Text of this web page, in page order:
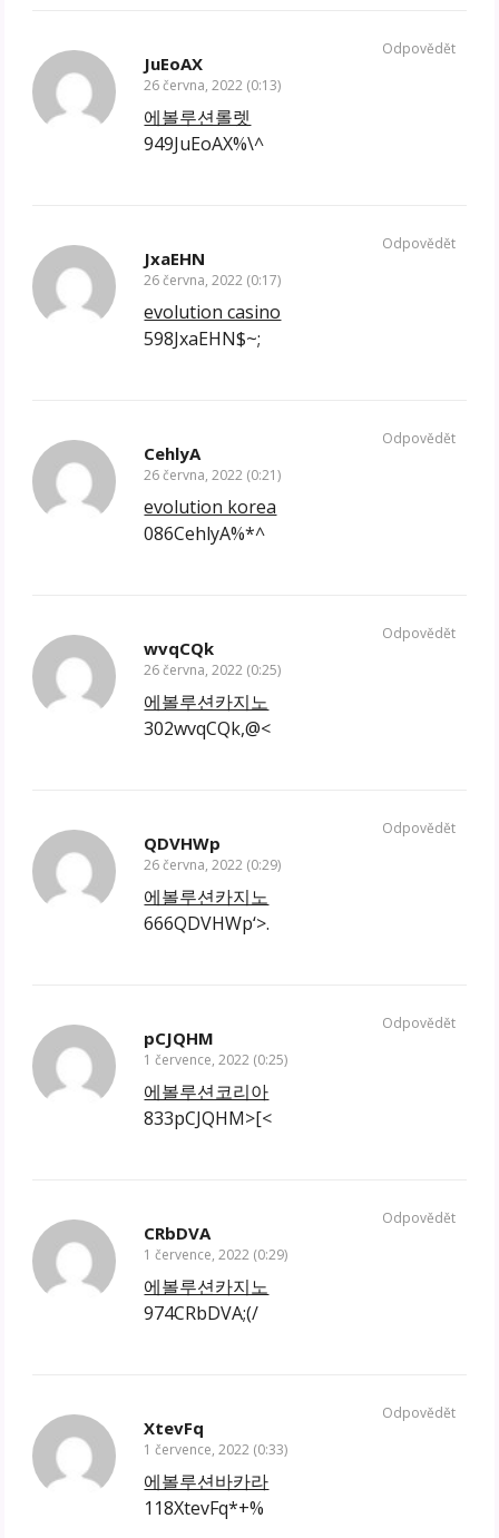
JuEoAX
26 června, 2022 (0:13)
에볼루션롤렛
949JuEoAX%\^
Odpovědět
JxaEHN
26 června, 2022 (0:17)
evolution casino
598JxaEHN$~;
Odpovědět
CehlyA
26 června, 2022 (0:21)
evolution korea
086CehlyA%*^
Odpovědět
wvqCQk
26 června, 2022 (0:25)
에볼루션카지노
302wvqCQk,@<
Odpovědět
QDVHWp
26 června, 2022 (0:29)
에볼루션카지노
666QDVHWp‘>.
Odpovědět
pCJQHM
1 července, 2022 (0:25)
에볼루션코리아
833pCJQHM>[<
Odpovědět
CRbDVA
1 července, 2022 (0:29)
에볼루션카지노
974CRbDVA;(/
Odpovědět
XtevFq
1 července, 2022 (0:33)
에볼루션바카라
118XtevFq*+%
Odpovědět